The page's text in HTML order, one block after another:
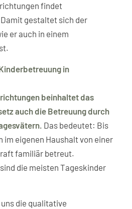
findet
gestaltet sich der
er auch in einem
in
beinhaltet das
auch die Betreuung durch
Das bedeutet: Bis
im eigenen Haushalt von einer
familiär betreut.
die meisten Tageskinder
die qualitative